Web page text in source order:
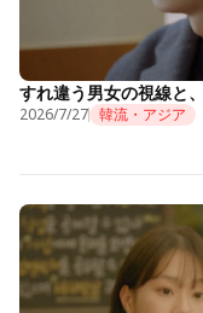
すれ違う男女の視線と
2026/7/27 韓流・アジア